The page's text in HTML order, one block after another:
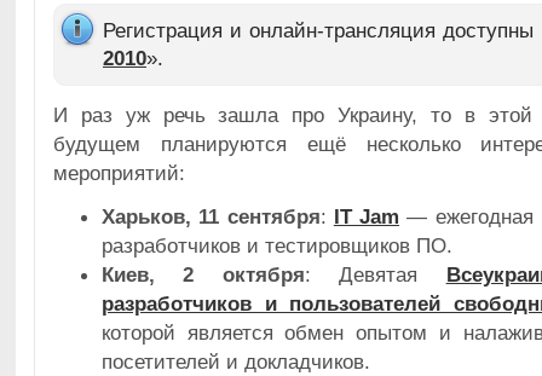
Регистрация и онлайн-трансляция доступны
2010».
И раз уж речь зашла про Украину, то в
будущем планируются ещё несколько
мероприятий:
Харьков, 11 сентября: IT Jam — ежегодная
разработчиков и тестировщиков ПО.
Киев, 2 октября: Девятая
разработчиков и пользователей
которой является обмен опытом и
посетителей и докладчиков.